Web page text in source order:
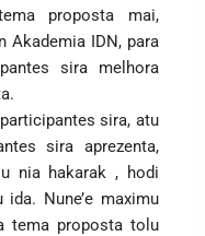
proposta mai,
Akademia IDN, para
sira melhora
sira, atu
sira aprezenta,
nia hakarak , hodi
Nune’e maximu
tema proposta tolu